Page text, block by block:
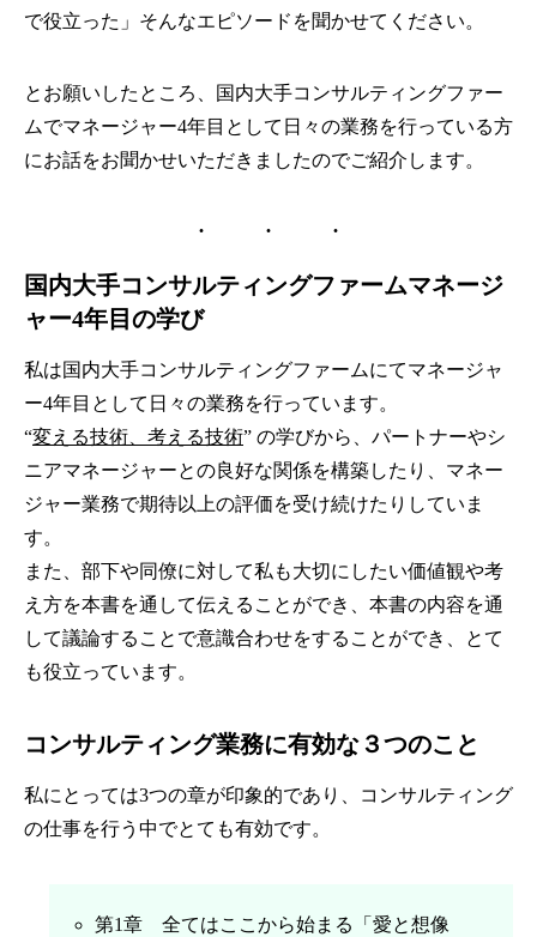
で役立った」そんなエピソードを聞かせてください。
とお願いしたところ、国内大手コンサルティングファー
ムでマネージャー4年目として日々の業務を行っている方
にお話をお聞かせいただきましたのでご紹介します。
国内大手コンサルティングファームマネージ
ャー4年目の学び
私は国内大手コンサルティングファームにてマネージャ
ー4年目として日々の業務を行っています。
“変える技術、考える技術” の学びから、パートナーやシ
ニアマネージャーとの良好な関係を構築したり、マネー
ジャー業務で期待以上の評価を受け続けたりしていま
す。
また、部下や同僚に対して私も大切にしたい価値観や考
え方を本書を通して伝えることができ、本書の内容を通
して議論することで意識合わせをすることができ、とて
も役立っています。
コンサルティング業務に有効な３つのこと
私にとっては3つの章が印象的であり、コンサルティング
の仕事を行う中でとても有効です。
第1章 全てはここから始まる「愛と想像